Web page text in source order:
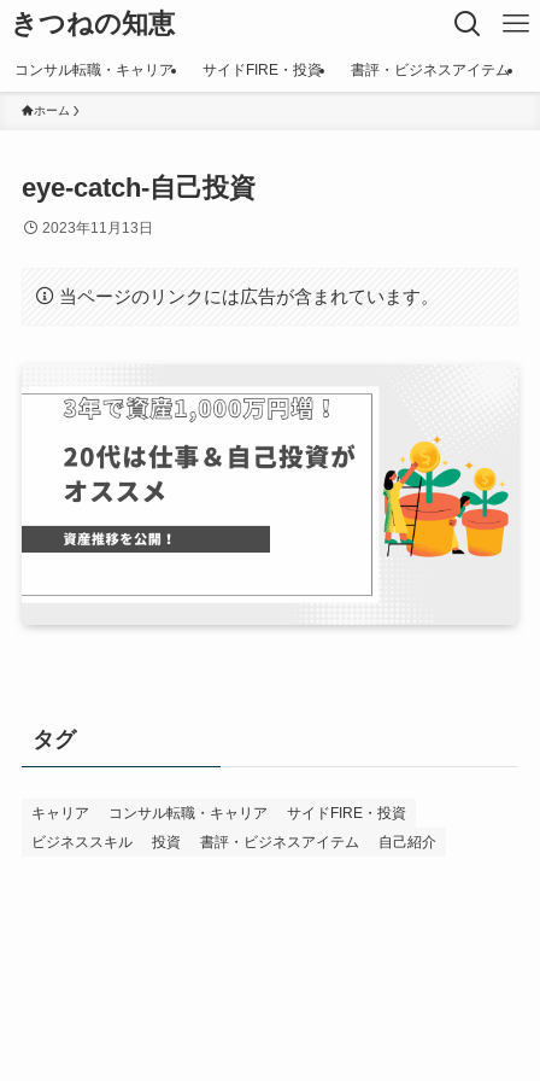
きつねの知恵
コンサル転職・キャリア サイドFIRE・投資 書評・ビジネスアイテム
ホーム
eye-catch-自己投資
2023年11月13日
当ページのリンクには広告が含まれています。
タグ
キャリア コンサル転職・キャリア
サイドFIRE・投資
ビジネススキル
投資 書評・ビジネスアイテム 自己紹介